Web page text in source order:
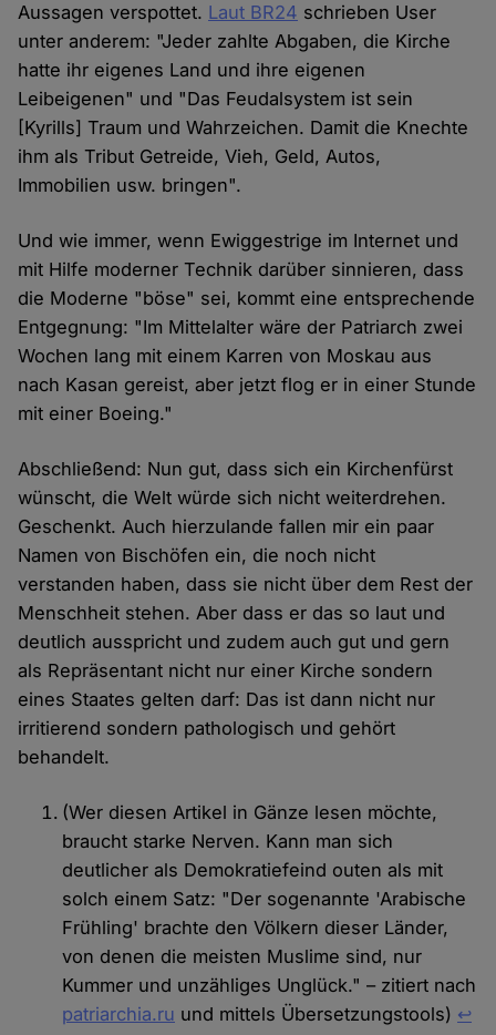
Aussagen verspottet. Laut BR24 schrieben User
unter anderem: "Jeder zahlte Abgaben, die Kirche
hatte ihr eigenes Land und ihre eigenen
Leibeigenen" und "Das Feudalsystem ist sein
[Kyrills] Traum und Wahrzeichen. Damit die Knechte
ihm als Tribut Getreide, Vieh, Geld, Autos,
Immobilien usw. bringen".
Und wie immer, wenn Ewiggestrige im Internet und
mit Hilfe moderner Technik darüber sinnieren, dass
die Moderne "böse" sei, kommt eine entsprechende
Entgegnung: "Im Mittelalter wäre der Patriarch zwei
Wochen lang mit einem Karren von Moskau aus
nach Kasan gereist, aber jetzt flog er in einer Stunde
mit einer Boeing."
Abschließend: Nun gut, dass sich ein Kirchenfürst
wünscht, die Welt würde sich nicht weiterdrehen.
Geschenkt. Auch hierzulande fallen mir ein paar
Namen von Bischöfen ein, die noch nicht
verstanden haben, dass sie nicht über dem Rest der
Menschheit stehen. Aber dass er das so laut und
deutlich ausspricht und zudem auch gut und gern
als Repräsentant nicht nur einer Kirche sondern
eines Staates gelten darf: Das ist dann nicht nur
irritierend sondern pathologisch und gehört
behandelt.
(Wer diesen Artikel in Gänze lesen möchte,
braucht starke Nerven. Kann man sich
deutlicher als Demokratiefeind outen als mit
solch einem Satz: "Der sogenannte 'Arabische
Frühling' brachte den Völkern dieser Länder,
von denen die meisten Muslime sind, nur
Kummer und unzähliges Unglück." – zitiert nach
patriarchia.ru und mittels Übersetzungstools) ↩︎